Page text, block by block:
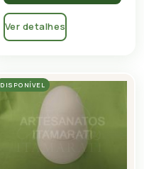
Ver detalhes
DISPONÍVEL